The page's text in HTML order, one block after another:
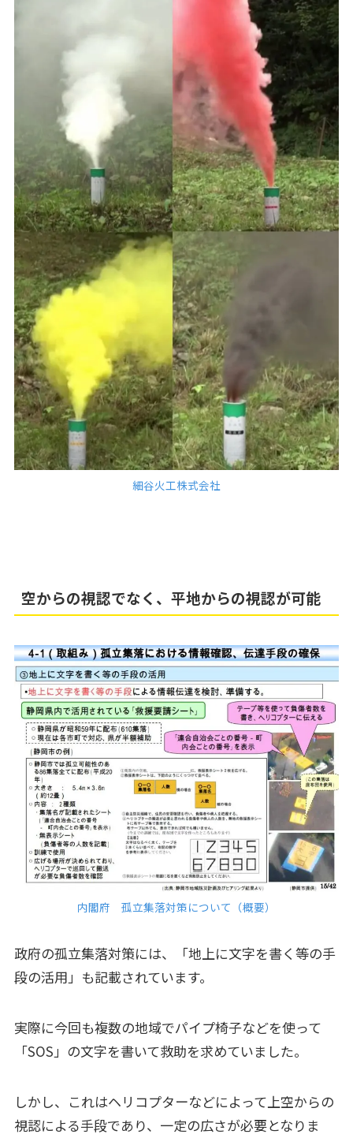
細谷火工株式会社
空からの視認でなく、平地からの視認が可能
内閣府 孤立集落対策について（概要）
政府の孤立集落対策には、「地上に文字を書く等の手
段の活用」も記載されています。
実際に今回も複数の地域でパイプ椅子などを使って
「SOS」の文字を書いて救助を求めていました。
しかし、これはヘリコプターなどによって上空からの
視認による手段であり、一定の広さが必要となりま